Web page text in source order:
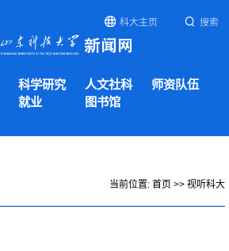
科大主页 搜索
科学研究 人文社科
师资队伍
就业 图书馆
当前位置: 首页 >> 视听科大